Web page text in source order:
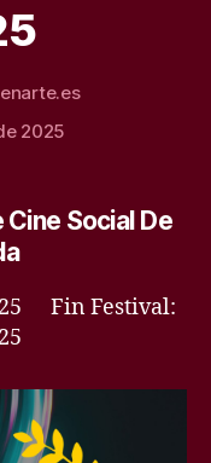
2025
Cine Social De
Fin Festival: